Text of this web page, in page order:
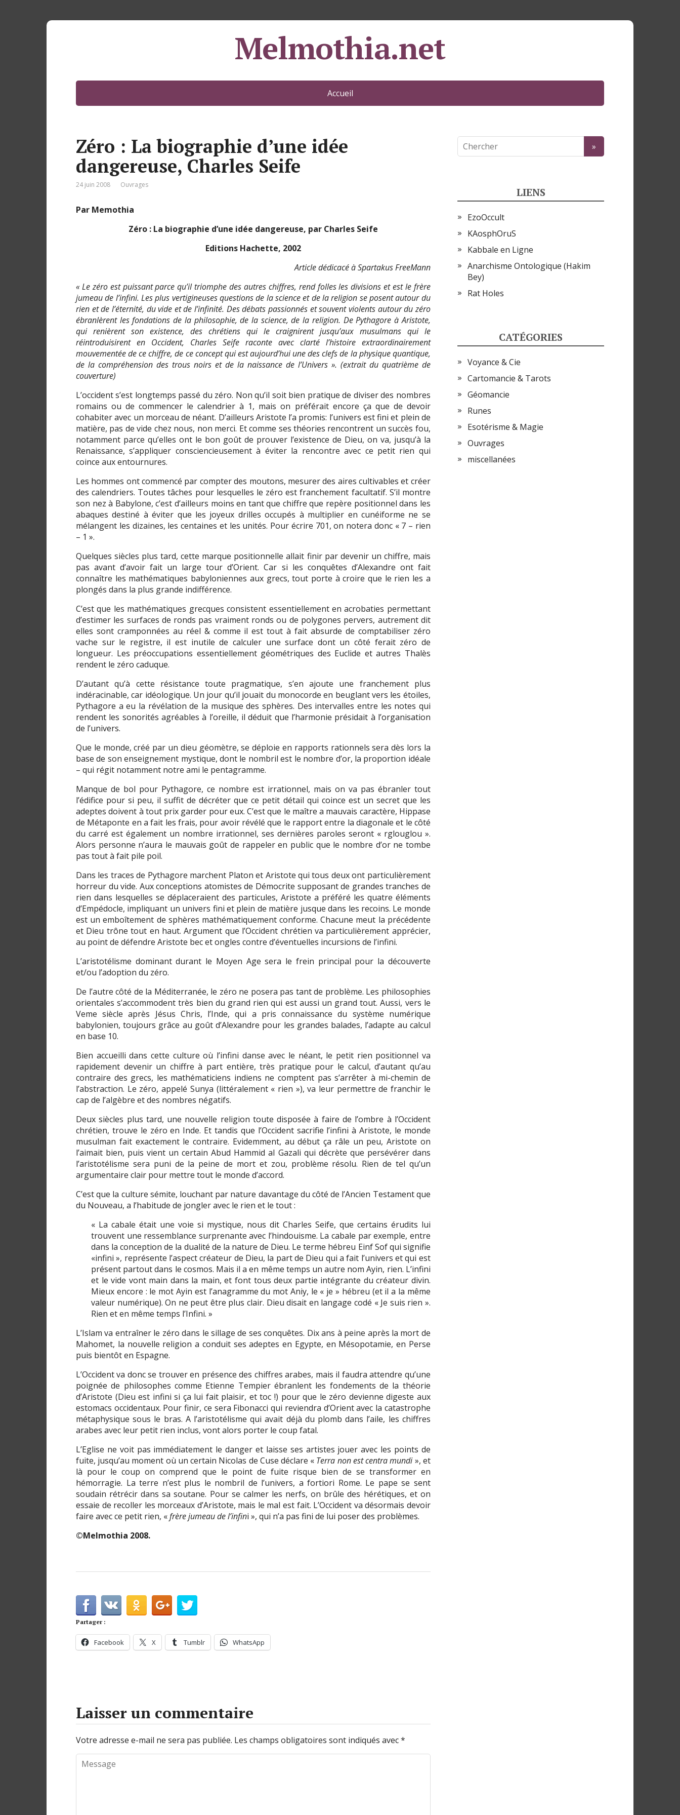
Melmothia.net
Accueil
Zéro : La biographie d’une idée
dangereuse, Charles Seife
24 juin 2008 Ouvrages
Par Memothia
Zéro : La biographie d’une idée dangereuse, par Charles Seife
Editions Hachette, 2002
Article dédicacé à Spartakus FreeMann
« Le zéro est puissant parce qu’il triomphe des autres chiffres, rend folles les divisions et est le frère
jumeau de l’infini. Les plus vertigineuses questions de la science et de la religion se posent autour du
rien et de l’éternité, du vide et de l’infinité. Des débats passionnés et souvent violents autour du zéro
ébranlèrent les fondations de la philosophie, de la science, de la religion. De Pythagore à Aristote,
qui renièrent son existence, des chrétiens qui le craignirent jusqu’aux musulmans qui le
réintroduisirent en Occident, Charles Seife raconte avec clarté l’histoire extraordinairement
mouvementée de ce chiffre, de ce concept qui est aujourd’hui une des clefs de la physique quantique,
de la compréhension des trous noirs et de la naissance de l’Univers ». (extrait du quatrième de
couverture)
L’occident s’est longtemps passé du zéro. Non qu’il soit bien pratique de diviser des nombres
romains ou de commencer le calendrier à 1, mais on préférait encore ça que de devoir
cohabiter avec un morceau de néant. D’ailleurs Aristote l’a promis: l’univers est fini et plein de
matière, pas de vide chez nous, non merci. Et comme ses théories rencontrent un succès fou,
notamment parce qu’elles ont le bon goût de prouver l’existence de Dieu, on va, jusqu’à la
Renaissance, s’appliquer consciencieusement à éviter la rencontre avec ce petit rien qui
coince aux entournures.
Les hommes ont commencé par compter des moutons, mesurer des aires cultivables et créer
des calendriers. Toutes tâches pour lesquelles le zéro est franchement facultatif. S’il montre
son nez à Babylone, c’est d’ailleurs moins en tant que chiffre que repère positionnel dans les
abaques destiné à éviter que les joyeux drilles occupés à multiplier en cunéiforme ne se
mélangent les dizaines, les centaines et les unités. Pour écrire 701, on notera donc « 7 – rien
– 1 ».
Quelques siècles plus tard, cette marque positionnelle allait finir par devenir un chiffre, mais
pas avant d’avoir fait un large tour d’Orient. Car si les conquêtes d’Alexandre ont fait
connaître les mathématiques babyloniennes aux grecs, tout porte à croire que le rien les a
plongés dans la plus grande indifférence.
C’est que les mathématiques grecques consistent essentiellement en acrobaties permettant
d’estimer les surfaces de ronds pas vraiment ronds ou de polygones pervers, autrement dit
elles sont cramponnées au réel & comme il est tout à fait absurde de comptabiliser zéro
vache sur le registre, il est inutile de calculer une surface dont un côté ferait zéro de
longueur. Les préoccupations essentiellement géométriques des Euclide et autres Thalès
rendent le zéro caduque.
D’autant qu’à cette résistance toute pragmatique, s’en ajoute une franchement plus
indéracinable, car idéologique. Un jour qu’il jouait du monocorde en beuglant vers les étoiles,
Pythagore a eu la révélation de la musique des sphères. Des intervalles entre les notes qui
rendent les sonorités agréables à l’oreille, il déduit que l’harmonie présidait à l’organisation
de l’univers.
Que le monde, créé par un dieu géomètre, se déploie en rapports rationnels sera dès lors la
base de son enseignement mystique, dont le nombril est le nombre d’or, la proportion idéale
– qui régit notamment notre ami le pentagramme.
Manque de bol pour Pythagore, ce nombre est irrationnel, mais on va pas ébranler tout
l’édifice pour si peu, il suffit de décréter que ce petit détail qui coince est un secret que les
adeptes doivent à tout prix garder pour eux. C’est que le maître a mauvais caractère, Hippase
de Métaponte en a fait les frais, pour avoir révélé que le rapport entre la diagonale et le côté
du carré est également un nombre irrationnel, ses dernières paroles seront « rglouglou ».
Alors personne n’aura le mauvais goût de rappeler en public que le nombre d’or ne tombe
pas tout à fait pile poil.
Dans les traces de Pythagore marchent Platon et Aristote qui tous deux ont particulièrement
horreur du vide. Aux conceptions atomistes de Démocrite supposant de grandes tranches de
rien dans lesquelles se déplaceraient des particules, Aristote a préféré les quatre éléments
d’Empédocle, impliquant un univers fini et plein de matière jusque dans les recoins. Le monde
est un emboîtement de sphères mathématiquement conforme. Chacune meut la précédente
et Dieu trône tout en haut. Argument que l’Occident chrétien va particulièrement apprécier,
au point de défendre Aristote bec et ongles contre d’éventuelles incursions de l’infini.
L’aristotélisme dominant durant le Moyen Age sera le frein principal pour la découverte
et/ou l’adoption du zéro.
De l’autre côté de la Méditerranée, le zéro ne posera pas tant de problème. Les philosophies
orientales s’accommodent très bien du grand rien qui est aussi un grand tout. Aussi, vers le
Veme siècle après Jésus Chris, l’Inde, qui a pris connaissance du système numérique
babylonien, toujours grâce au goût d’Alexandre pour les grandes balades, l’adapte au calcul
en base 10.
Bien accueilli dans cette culture où l’infini danse avec le néant, le petit rien positionnel va
rapidement devenir un chiffre à part entière, très pratique pour le calcul, d’autant qu’au
contraire des grecs, les mathématiciens indiens ne comptent pas s’arrêter à mi-chemin de
l’abstraction. Le zéro, appelé Sunya (littéralement « rien »), va leur permettre de franchir le
cap de l’algèbre et des nombres négatifs.
Deux siècles plus tard, une nouvelle religion toute disposée à faire de l’ombre à l’Occident
chrétien, trouve le zéro en Inde. Et tandis que l’Occident sacrifie l’infini à Aristote, le monde
musulman fait exactement le contraire. Evidemment, au début ça râle un peu, Aristote on
l’aimait bien, puis vient un certain Abud Hammid al Gazali qui décrète que persévérer dans
l’aristotélisme sera puni de la peine de mort et zou, problème résolu. Rien de tel qu’un
argumentaire clair pour mettre tout le monde d’accord.
C’est que la culture sémite, louchant par nature davantage du côté de l’Ancien Testament que
du Nouveau, a l’habitude de jongler avec le rien et le tout :
« La cabale était une voie si mystique, nous dit Charles Seife, que certains érudits lui
trouvent une ressemblance surprenante avec l’hindouisme. La cabale par exemple, entre
dans la conception de la dualité de la nature de Dieu. Le terme hébreu Einf Sof qui signifie
«infini », représente l’aspect créateur de Dieu, la part de Dieu qui a fait l’univers et qui est
présent partout dans le cosmos. Mais il a en même temps un autre nom Ayin, rien. L’infini
et le vide vont main dans la main, et font tous deux partie intégrante du créateur divin.
Mieux encore : le mot Ayin est l’anagramme du mot Aniy, le « je » hébreu (et il a la même
valeur numérique). On ne peut être plus clair. Dieu disait en langage codé « Je suis rien ».
Rien et en même temps l’Infini. »
L’Islam va entraîner le zéro dans le sillage de ses conquêtes. Dix ans à peine après la mort de
Mahomet, la nouvelle religion a conduit ses adeptes en Egypte, en Mésopotamie, en Perse
puis bientôt en Espagne.
L’Occident va donc se trouver en présence des chiffres arabes, mais il faudra attendre qu’une
poignée de philosophes comme Etienne Tempier ébranlent les fondements de la théorie
d’Aristote (Dieu est infini si ça lui fait plaisir, et toc !) pour que le zéro devienne digeste aux
estomacs occidentaux. Pour finir, ce sera Fibonacci qui reviendra d’Orient avec la catastrophe
métaphysique sous le bras. A l’aristotélisme qui avait déjà du plomb dans l’aile, les chiffres
arabes avec leur petit rien inclus, vont alors porter le coup fatal.
L’Eglise ne voit pas immédiatement le danger et laisse ses artistes jouer avec les points de
fuite, jusqu’au moment où un certain Nicolas de Cuse déclare « Terra non est centra mundi», et
là pour le coup on comprend que le point de fuite risque bien de se transformer en
hémorragie. La terre n’est plus le nombril de l’univers, a fortiori Rome. Le pape se sent
soudain rétrécir dans sa soutane. Pour se calmer les nerfs, on brûle des hérétiques, et on
essaie de recoller les morceaux d’Aristote, mais le mal est fait. L’Occident va désormais devoir
faire avec ce petit rien, «frère jumeau de l’infini », qui n’a pas fini de lui poser des problèmes.
©Melmothia 2008.
Partager :
Facebook X Tumblr WhatsApp
Laisser un commentaire
Votre adresse e-mail ne sera pas publiée. Les champs obligatoires sont indiqués avec*
LIENS
EzoOccult
KAosphOruS
Kabbale en Ligne
Anarchisme Ontologique (Hakim
Bey)
Rat Holes
CATÉGORIES
Voyance & Cie
Cartomancie & Tarots
Géomancie
Runes
Esotérisme & Magie
Ouvrages
miscellanées